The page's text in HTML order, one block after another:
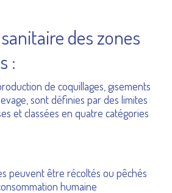
des zones
:
de coquillages, gisements
sont définies par des limites
et classées en quatre catégories
peuvent être récoltés ou pêchés
humaine